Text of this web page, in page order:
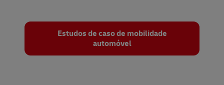
Estudos de caso de mobilidade
automóvel